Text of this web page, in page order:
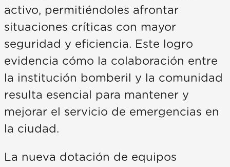
activo, permitiéndoles afrontar
situaciones críticas con mayor
seguridad y eficiencia. Este logro
evidencia cómo la colaboración entre
la institución bomberil y la comunidad
resulta esencial para mantener y
mejorar el servicio de emergencias en
la ciudad.
La nueva dotación de equipos